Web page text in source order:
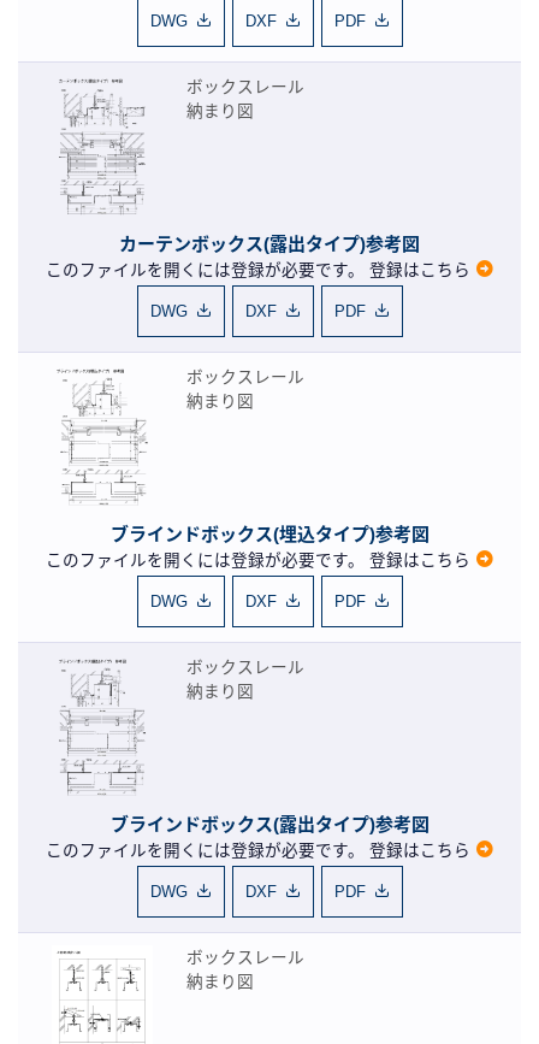
DWG DXF PDF
ボックスレール
納まり図
カーテンボックス(露出タイプ)参考図
このファイルを開くには登録が必要です。登録はこちら
DWG DXF PDF
ボックスレール
納まり図
ブラインドボックス(埋込タイプ)参考図
このファイルを開くには登録が必要です。登録はこちら
DWG DXF PDF
ボックスレール
納まり図
ブラインドボックス(露出タイプ)参考図
このファイルを開くには登録が必要です。登録はこちら
DWG DXF PDF
ボックスレール
納まり図